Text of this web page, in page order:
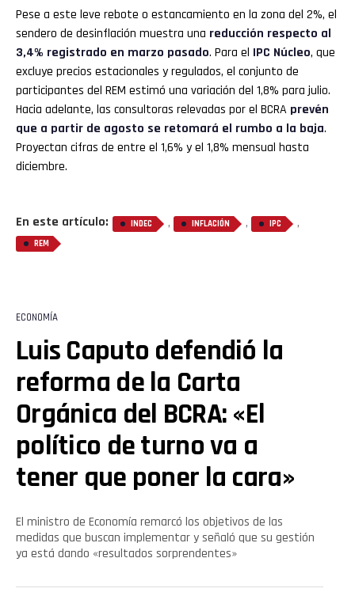
Pese a este leve rebote o estancamiento en la zona del 2%, el
sendero de desinflación muestra una reducción respecto al
3,4% registrado en marzo pasado. Para el IPC Núcleo, que
excluye precios estacionales y regulados, el conjunto de
participantes del REM estimó una variación del 1,8% para julio.
Hacia adelante, las consultoras relevadas por el BCRA prevén
que a partir de agosto se retomará el rumbo a la baja.
Proyectan cifras de entre el 1,6% y el 1,8% mensual hasta
diciembre.
En este artículo: INDEC , INFLACIÓN , IPC ,
REM
ECONOMÍA
Luis Caputo defendió la
reforma de la Carta
Orgánica del BCRA: «El
político de turno va a
tener que poner la cara»
El ministro de Economía remarcó los objetivos de las
medidas que buscan implementar y señaló que su gestión
ya está dando «resultados sorprendentes»